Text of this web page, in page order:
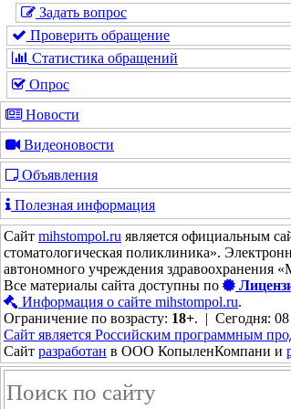
Задать вопрос
Проверить обращение
Статистика обращений
Опрос
Новости
Видеоновости
Объявления
Полезная информация
Сайт mihstompol.ru является официальным
стоматологическая поликлиника».
автономного учреждения здравоохранения
Все материалы сайта доступны по
Информация о сайте mihstompol.ru.
Ограничение по возрасту: 18+. | Сегодня: 08
Сайт является Российским программным
Сайт разработан в ООО КопыленКомпани и